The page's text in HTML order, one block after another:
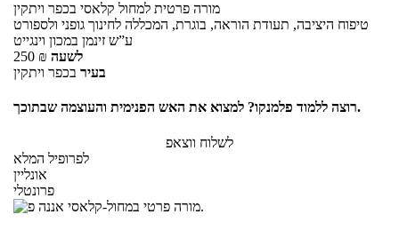
מורה פרטית למחול קלאסי בכפר ויתקין
טיפוח היציבה, תעודת הוראה, בוגרת, המכללה לחינוך גופני ולספורט
ע”ש זינמן במכון וינגייט
250 ₪ לשעה
בעיר בכפר ויתקין
רוצה ללמוד פלמנקו? למצוא את האש הפנימית והעוצמה שבתוכך.
לשלוח ווצאפ
לפרופיל המלא
אונליין
פרונטלי